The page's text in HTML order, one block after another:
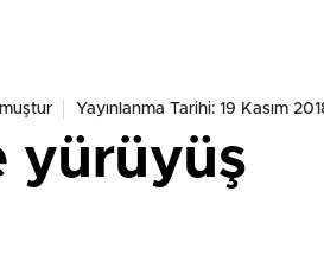
Yayınlanma Tarihi: 19 Kasım
yürüyüş